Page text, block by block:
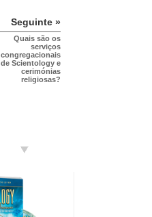
Seguinte »
Quais são os
serviços
congregacionais
de Scientology e
cerimónias
religiosas?